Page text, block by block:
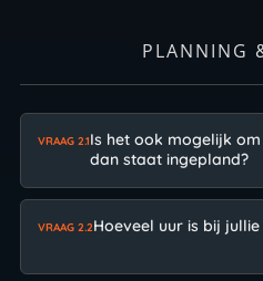
PLANNING
VRAAG 2.1Is het ook mogelijk
dan staat ingepland?
VRAAG 2.2Hoeveel uur is bij